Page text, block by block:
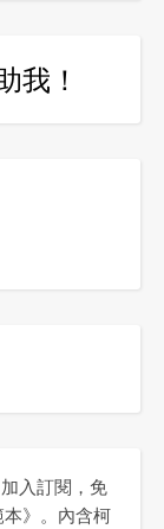
我！
入訂閱，免
》。內含柯